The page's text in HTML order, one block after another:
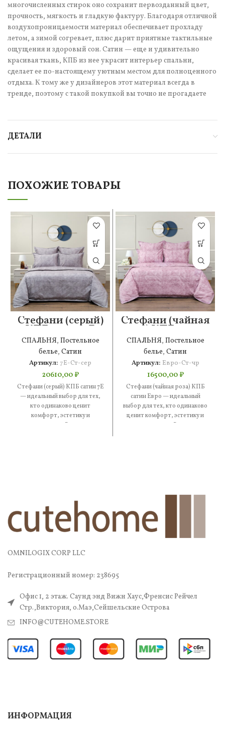
многочисленных стирок оно сохранит первозданный цвет,
прочность, мягкость и гладкую фактуру. Благодаря отличной
воздухопроницаемости материал обеспечивает прохладу
летом, а зимой согревает, плюс дарит приятные тактильные
ощущения и здоровый сон. Сатин — еще и удивительно
красивая ткань, КПБ из нее украсит интерьер спальни,
сделает ее по-настоящему уютным местом для полноценного
отдыха. К тому же у дизайнеров этот материал всегда в
тренде, поэтому с такой покупкой вы точно не прогадаете
ДЕТАЛИ
ПОХОЖИЕ ТОВАРЫ
Стефани (серый)
КПБ сатин 7Е
СПАЛЬНЯ, Постельное
белье, Сатин
Артикул: 7Е-Ст-сер
20610,00₽
Стефани (серый) КПБ сатин 7Е
— идеальный выбор для тех,
кто одинаково ценит
комфорт, эстетику и
практичность. В составе —
Стефани (чайная
роза) КПБ сатин
Евро
СПАЛЬНЯ, Постельное
белье, Сатин
Артикул: Евро-Ст-чр
16500,00₽
Стефани (чайная роза) КПБ
сатин Евро — идеальный
выбор для тех, кто одинаково
ценит комфорт, эстетику и
практичность. В составе
OMNILOGIX CORP LLC
Регистрационный номер: 238695
Офис 1, 2 этаж. Саунд энд Вижн Хаус,Френсис Рейчел
Стр.,Виктория, о.Маэ,Сейшельские Острова
INFO@CUTEHOME.STORE
ИНФОРМАЦИЯ